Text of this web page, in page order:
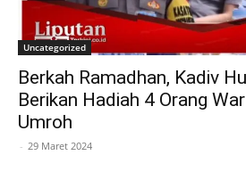
Uncategorized
Berkah Ramadhan, Kadiv
Berikan Hadiah 4 Orang
Umroh
- 29 Maret 2024